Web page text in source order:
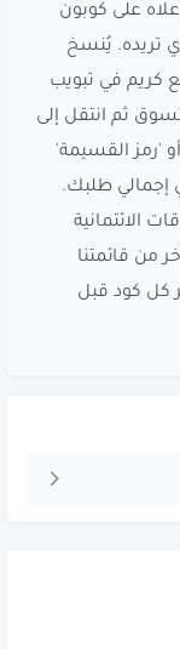
على كوبون
تريده. يُنسخ
كريم في تبويب
ثم انتقل إلى
'رمز القسيمة'
إجمالي طلبك.
الائتمانية
من قائمتنا
كل كود قبل